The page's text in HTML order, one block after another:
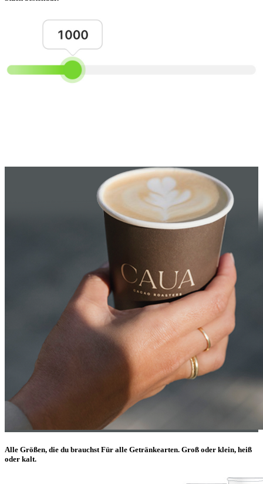
Alle Größen, die du brauchstFür alle Getränkearten. Groß oder klein, heiß
oder kalt.